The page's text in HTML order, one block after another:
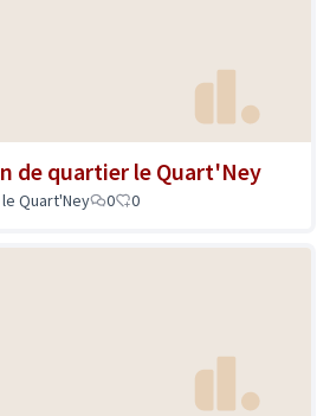
de quartier le Quart'Ney
Quart'Ney 0 0